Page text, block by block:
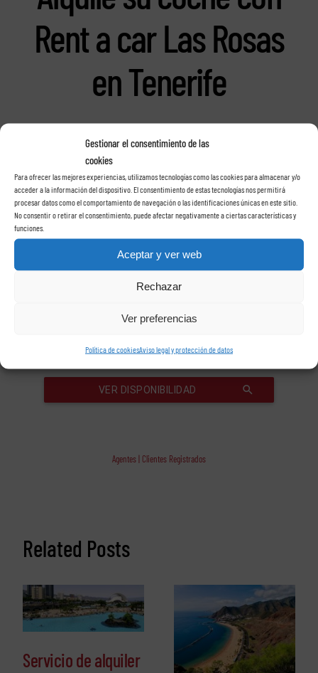
Gestionar el consentimiento de las
cookies
Para ofrecer las mejores experiencias, utilizamos tecnologías como las cookies para almacenar y/o
acceder a la información del dispositivo. El consentimiento de estas tecnologías nos permitirá
procesar datos como el comportamiento de navegación o las identificaciones únicas en este sitio.
No consentir o retirar el consentimiento, puede afectar negativamente a ciertas características y
funciones.
Aceptar y ver web
Rechazar
Ver preferencias
Política de cookiesAviso legal y protección de datos
Rent a car Las Rosas
en Tenerife
Agentes | Clientes Registrados
Related Posts
Servicio de alquiler